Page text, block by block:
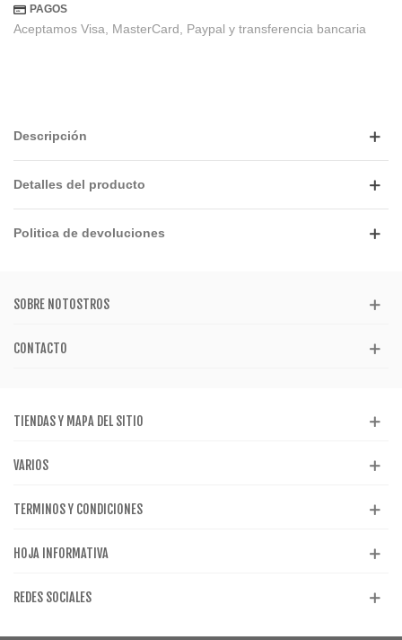
PAGOS
Aceptamos Visa, MasterCard, Paypal y transferencia bancaria
Descripción
Detalles del producto
Politica de devoluciones
SOBRE NOTOSTROS
CONTACTO
TIENDAS Y MAPA DEL SITIO
VARIOS
TERMINOS Y CONDICIONES
HOJA INFORMATIVA
REDES SOCIALES